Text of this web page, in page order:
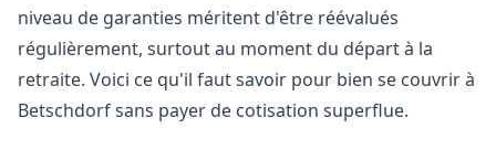
niveau de garanties méritent d'être réévalués
régulièrement, surtout au moment du départ à la
retraite. Voici ce qu'il faut savoir pour bien se couvrir à
Betschdorf sans payer de cotisation superflue.